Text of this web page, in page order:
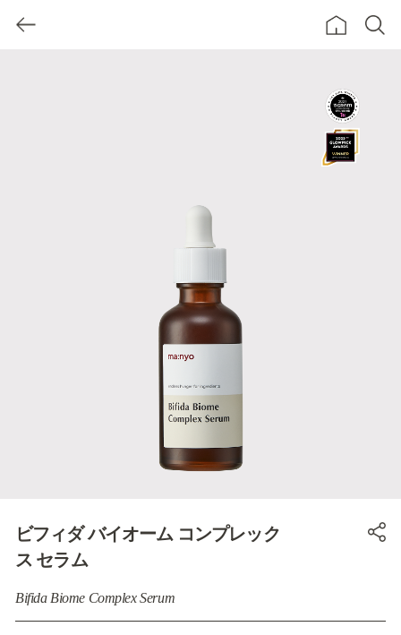
ビフィダ バイオーム コンプレック
ス セラム
Bifida Biome Complex Serum